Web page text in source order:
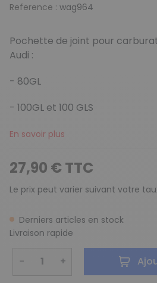
Reference : wag964
Pochette de joint pour
Audi :
- 80GL
- 100GL et 100 GLS
En savoir plus
27,90 € TTC
Le prix peut varier suivant votre
Derniers articles en stock
Livraison rapide
− +